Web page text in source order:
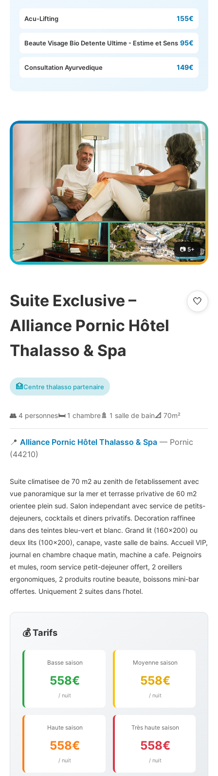
📷 5+
Suite Exclusive –
Alliance Pornic Hôtel
Thalasso & Spa
🤍
🏥Centre thalasso partenaire
👥 4 personnes🛏️1 chambre🚿 1 salle de bain📐 70m²
📍 Alliance Pornic Hôtel Thalasso & Spa — Pornic
(44210)
Suite climatisee de 70 m2 au zenith de l’etablissement avec
vue panoramique sur la mer et terrasse privative de 60 m2
orientee plein sud. Salon independant avec service de petits-
dejeuners, cocktails et diners privatifs. Decoration raffinee
dans des teintes bleu-vert et blanc. Grand lit (160×200) ou
deux lits (100×200), canape, vaste salle de bains. Accueil VIP,
journal en chambre chaque matin, machine a cafe. Peignoirs
et mules, room service petit-dejeuner offert, 2 oreillers
ergonomiques, 2 produits routine beaute, boissons mini-bar
offertes. Uniquement 2 suites dans l’hotel.
💰 Tarifs
Basse saison
558€
/ nuit
Moyenne saison
558€
/ nuit
Haute saison
558€
/ nuit
Très haute saison
558€
/ nuit
Acu-Lifting 155€
Beaute Visage Bio Detente Ultime - Estime et Sens 95€
Consultation Ayurvedique 149€